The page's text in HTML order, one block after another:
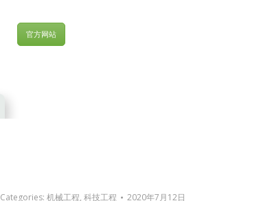
官方网站
Categories: 机械工程, 科技工程
2020年7月12日